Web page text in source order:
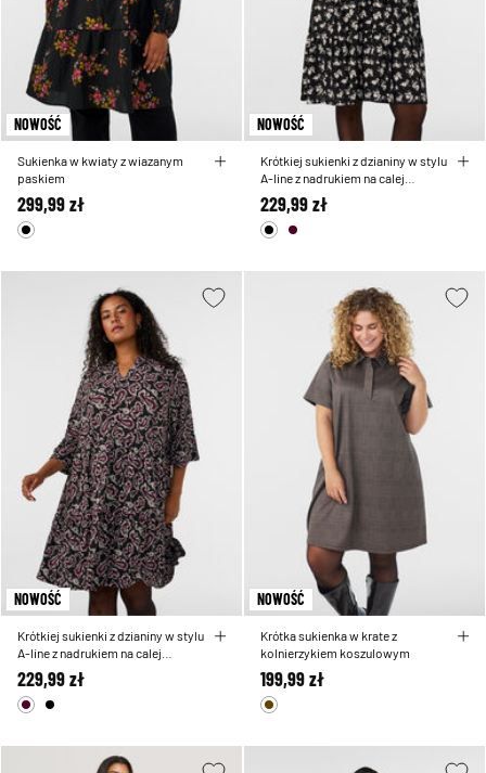
NOWOŚĆ
Sukienka w kwiaty z wiazanym
paskiem
299,99 zł
NOWOŚĆ
Krótkiej sukienki z dzianiny w stylu
A-line z nadrukiem na calej
powierzchni
229,99 zł
NOWOŚĆ
Krótkiej sukienki z dzianiny w stylu
A-line z nadrukiem na calej
powierzchni
229,99 zł
NOWOŚĆ
Krótka sukienka w krate z
kolnierzykiem koszulowym
199,99 zł